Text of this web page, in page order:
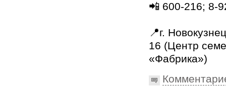
📲 600-216; 8-
📍г.
16 (Центр
«Фабрика»)